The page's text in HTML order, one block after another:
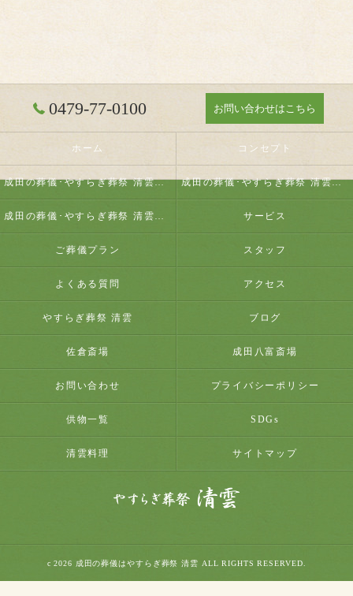
0479-77-0100 お問い合わせはこちら
ホーム コンセプト
成田の葬儀･やすらぎ葬祭 清雲の口コミ情報 成田の葬儀･やすらぎ葬祭 清雲の評判
成田の葬儀･やすらぎ葬祭 清雲のお客様の声 サービス
ご葬儀プラン スタッフ
よくある質問 アクセス
やすらぎ葬祭 清雲 ブログ
佐倉斎場 成田八富斎場
お問い合わせ プライバシーポリシー
供物一覧 SDGs
清雲料理 サイトマップ
c 2026 成田の葬儀はやすらぎ葬祭 清雲 ALL RIGHTS RESERVED.